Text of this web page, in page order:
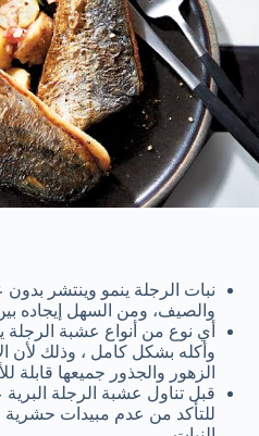
نبات الرجلة ينمو وينتشر
والصيف، ومن السهل إيجاده
أي نوع من أنواع عشبة
وأكله بشكل كامل ، وذلك لأن
الزهور والجذور جميعها قابلة
قبل تناول عشبة الرجلة
للتأكد من عدم مبيدات